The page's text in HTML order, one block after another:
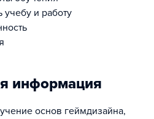
учебу и работу
информация
основ геймдизайна,